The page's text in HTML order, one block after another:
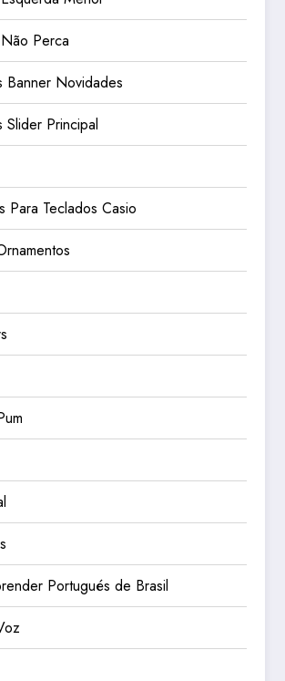
Perca
Banner Novidades
Slider Principal
Para Teclados Casio
Portugués de Brasil